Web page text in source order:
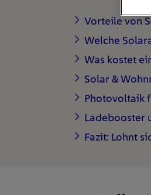
Vorteile von
Welche
Was kostet
Solar &
Photovoltaik
Ladebooster
Fazit: Lohnt